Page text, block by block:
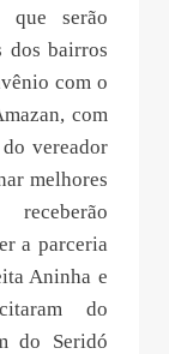
que serão
dos bairros
com o
com
vereador
melhores
a parceria
Aninha e
do
do Seridó